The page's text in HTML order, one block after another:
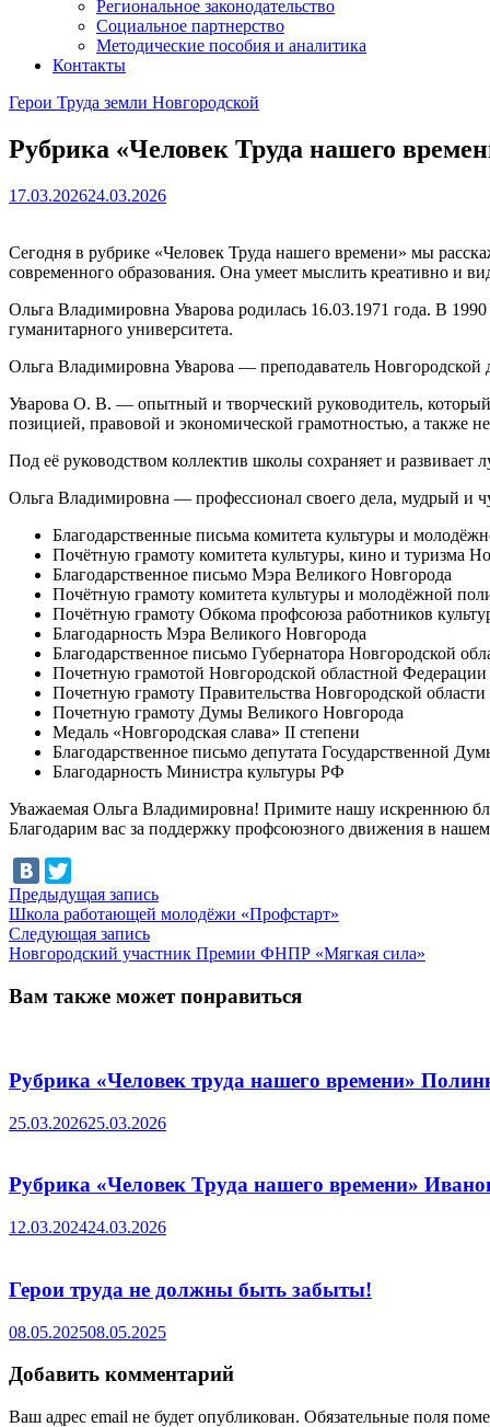
Региональное законодательство
Социальное партнерство
Методические пособия и аналитика
Контакты
Герои Труда земли Новгородской
Рубрика «Человек Труда нашего
17.03.202624.03.2026
Сегодня в рубрике «Человек Труда нашего времени» мы
современного образования. Она умеет мыслить креативно и
Ольга Владимировна Уварова родилась 16.03.1971 года. В
гуманитарного университета.
Ольга Владимировна Уварова — преподаватель
Уварова О. В. — опытный и творческий руководитель,
позицией, правовой и экономической грамотностью, а также
Под её руководством коллектив школы сохраняет и
Ольга Владимировна — профессионал своего дела, мудрый и
Благодарственные письма комитета культуры и
Почётную грамоту комитета культуры, кино и туризма
Благодарственное письмо Мэра Великого Новгорода
Почётную грамоту комитета культуры и молодёжной
Почётную грамоту Обкома профсоюза работников
Благодарность Мэра Великого Новгорода
Благодарственное письмо Губернатора Новгородской
Почетную грамотой Новгородской областной
Почетную грамоту Правительства Новгородской области
Почетную грамоту Думы Великого Новгорода
Медаль «Новгородская слава» II степени
Благодарственное письмо депутата Государственной
Благодарность Министра культуры РФ
Уважаемая Ольга Владимировна! Примите нашу искреннюю
Благодарим вас за поддержку профсоюзного движения в
Навигация
по
записям
Предыдущая записьПредыдущая
запись:
Школа работающей молодёжи «Профстарт»
Следующая записьСледующая
запись:
Новгородский участник Премии ФНПР «Мягкая сила»
Вам также может понравиться
Рубрика «Человек труда нашего времени»
25.03.202625.03.2026
Рубрика «Человек Труда нашего времени»
12.03.202424.03.2026
Герои труда не должны быть забыты!
08.05.202508.05.2025
Добавить комментарий
Ваш адрес email не будет опубликован. Обязательные поля